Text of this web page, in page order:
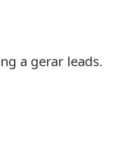
a gerar leads.